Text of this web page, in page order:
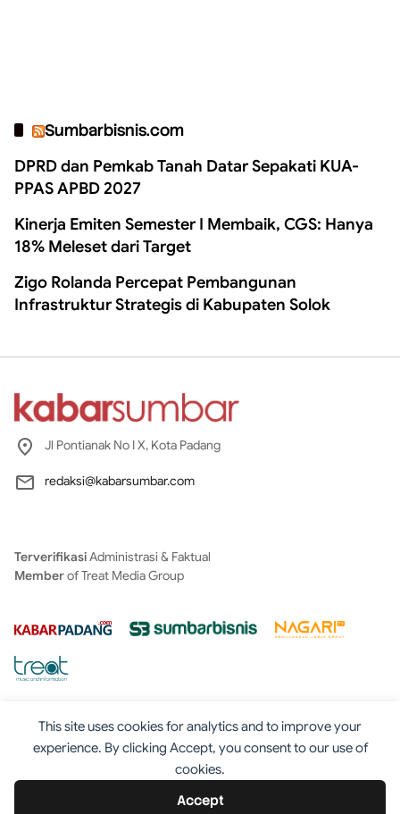
This site uses cookies for analytics and to improve your
experience. By clicking Accept, you consent to our use of
cookies.
Accept
Sumbarbisnis.com
DPRD dan Pemkab Tanah Datar Sepakati KUA-
PPAS APBD 2027
Kinerja Emiten Semester I Membaik, CGS: Hanya
18% Meleset dari Target
Zigo Rolanda Percepat Pembangunan
Infrastruktur Strategis di Kabupaten Solok
Jl Pontianak No I X, Kota Padang
redaksi@kabarsumbar.com
TerverifikasiAdministrasi & Faktual
Memberof Treat Media Group
Tentang Redaksi Kontak Disclaimer
Iklan